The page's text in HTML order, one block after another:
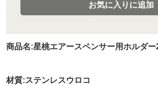
お気に入りに追加
商品名:星桃エアースペンサー用ホルダー
材質:ステンレスウロコ